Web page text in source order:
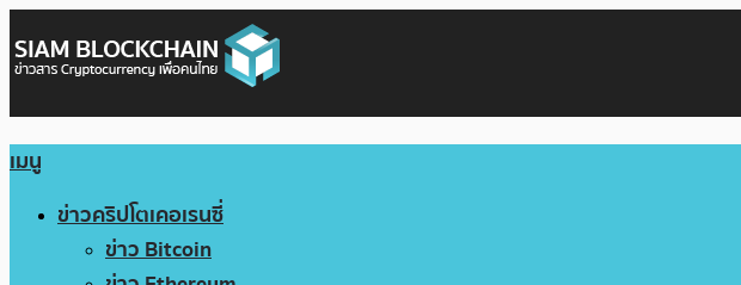
เมนู
ข่าวคริปโตเคอเรนซี่
ข่าว Bitcoin